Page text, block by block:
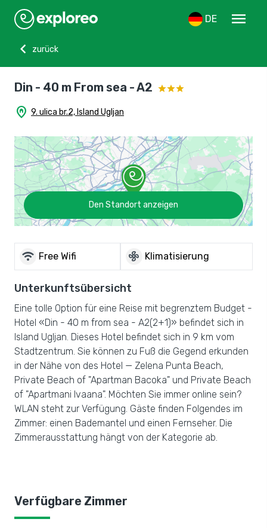
DE
menu
chevron_left
zurück
Din - 40 m From sea - A2
home_pin 9. ulica br.2, Island Ugljan
Den Standort anzeigen
wifi Free Wifi mode_fan Klimatisierung
Unterkunftsübersicht
Eine tolle Option für eine Reise mit begrenztem Budget -
Hotel «Din - 40 m from sea - A2(2+1)» befindet sich in
Island Ugljan. Dieses Hotel befindet sich in 9 km vom
Stadtzentrum. Sie können zu Fuß die Gegend erkunden
in der Nähe von des Hotel — Zelena Punta Beach,
Private Beach of "Apartman Bacoka" und Private Beach
of "Apartmani Ivaana". Möchten Sie immer online sein?
WLAN steht zur Verfügung. Gäste finden Folgendes im
Zimmer: einen Bademantel und einen Fernseher. Die
Zimmerausstattung hängt von der Kategorie ab.
Verfügbare Zimmer